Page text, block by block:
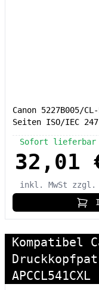
Canon 5227B005/
Seiten ISO/IEC
Sofort lieferbar
32,01
inkl. MwSt
zzgl.
Kompatibel
APCCL541CXL